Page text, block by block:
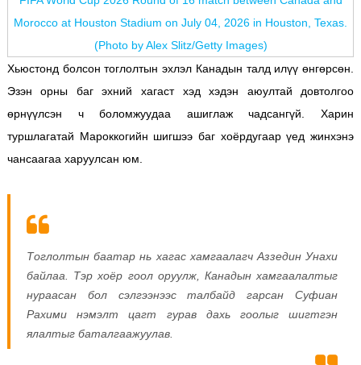
Хьюстонд болсон тоглолтын эхлэл Канадын талд илүү өнгөрсөн.
Эзэн орны баг эхний хагаст хэд хэдэн аюултай довтолгоо
өрнүүлсэн ч боломжуудаа ашиглаж чадсангүй. Харин
туршлагатай Мароккогийн шигшээ баг хоёрдугаар үед жинхэнэ
чансаагаа харуулсан юм.
Тоглолтын баатар нь хагас хамгаалагч Аззедин Унахи
байлаа. Тэр хоёр гоол оруулж, Канадын хамгаалалтыг
нураасан бол сэлгээнээс талбайд гарсан Суфиан
Рахими нэмэлт цагт гурав дахь гоолыг шигтгэн
ялалтыг баталгаажуулав.